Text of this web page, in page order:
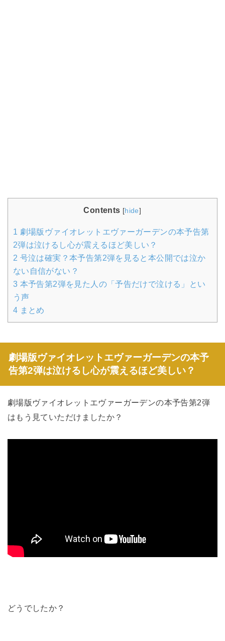
Contents [hide]
1 劇場版ヴァイオレットエヴァーガーデンの本予告第
2弾は泣けるし心が震えるほど美しい？
2 号泣は確実？本予告第2弾を見ると本公開では泣か
ない自信がない？
3 本予告第2弾を見た人の「予告だけで泣ける」とい
う声
4 まとめ
劇場版ヴァイオレットエヴァーガーデンの本予
告第2弾は泣けるし心が震えるほど美しい？
劇場版ヴァイオレットエヴァーガーデンの本予告第2弾
はもう見ていただけましたか？
どうでしたか？